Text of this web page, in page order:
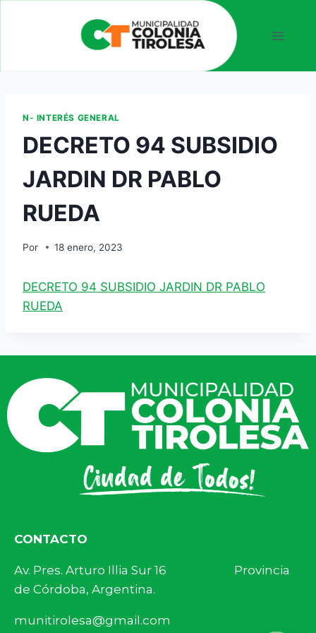
N- INTERÉS GENERAL
DECRETO 94 SUBSIDIO
JARDIN DR PABLO
RUEDA
Por 18 enero, 2023
DECRETO 94 SUBSIDIO JARDIN DR PABLO
RUEDA
CONTACTO
Av. Pres. Arturo Illia Sur 16 Provincia
de Córdoba, Argentina.
munitirolesa@gmail.com